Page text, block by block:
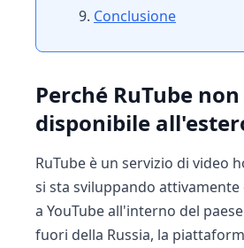
Conclusione
Perché RuTube non
disponibile
RuTube è un servizio di video
si sta sviluppando
a YouTube all'interno del
fuori della Russia, la